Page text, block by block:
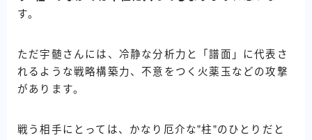
す。
ただ宇髄さんには、冷静な分析力と「譜面」に代表さ
れるような戦略構築力、不意をつく火薬玉などの攻撃
があります。
戦う相手にとっては、かなり厄介な”柱”のひとりだと